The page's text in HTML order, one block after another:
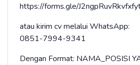
https://forms.gle/
atau kirim cv melalui WhatsApp:
0851-7994-9341
Dengan Format: NAMA_POSISI